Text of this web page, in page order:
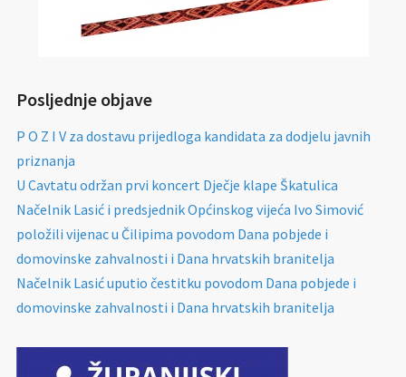
Posljednje objave
P O Z I V za dostavu prijedloga kandidata za dodjelu javnih
priznanja
U Cavtatu održan prvi koncert Dječje klape Škatulica
Načelnik Lasić i predsjednik Općinskog vijeća Ivo Simović
položili vijenac u Čilipima povodom Dana pobjede i
domovinske zahvalnosti i Dana hrvatskih branitelja
Načelnik Lasić uputio čestitku povodom Dana pobjede i
domovinske zahvalnosti i Dana hrvatskih branitelja